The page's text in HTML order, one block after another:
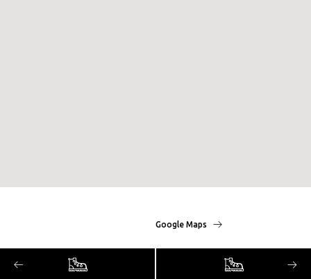
Google Maps